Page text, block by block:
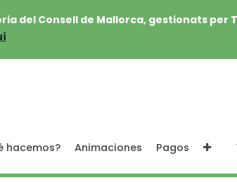
del Consell de Mallorca, gestionats per
hacemos? Animaciones Pagos